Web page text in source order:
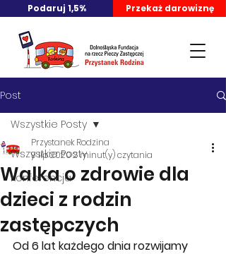
Podaruj 1,5% Przekaż darowiznę
Post
Wszystkie Posty
Konferencja
Wszystkie Posty
Walka o zdrowie dla
dzieci z rodzin
zastępczych
Przystanek Rodzina
9 lip 20202 minut(y) czytania
Od 6 lat każdego dnia rozwijamy